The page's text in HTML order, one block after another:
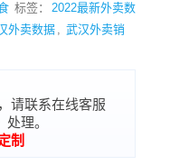
标签：
2022最新外卖数
外卖数据 , 武汉外卖销
请联系在线客服
理。
制